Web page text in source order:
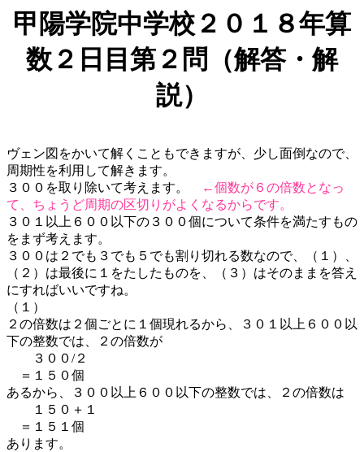
甲陽学院中学校２０１８年算
数２日目第２問（解答・解
説）
ヴェン図をかいて解くこともできますが、少し面倒なので、
周期性を利用して解きます。
３００を取り除いて考えます。
←個数が６の倍数となっ
て、ちょうど周期の区切りがよくなるからです。
３０１以上６００以下の３００個について条件を満たすもの
をまず考えます。
３００は２でも３でも５でも割り切れる数なので、（１）、
（２）は最後に１をたしたものを、（３）はそのままを答え
にすればいいですね。
（１）
２の倍数は２個ごとに１個現れるから、３０１以上６００以
下の整数では、２の倍数が
３００/２
＝１５０個
あるから、３００以上６００以下の整数では、２の倍数は
１５０＋１
＝１５１個
あります。